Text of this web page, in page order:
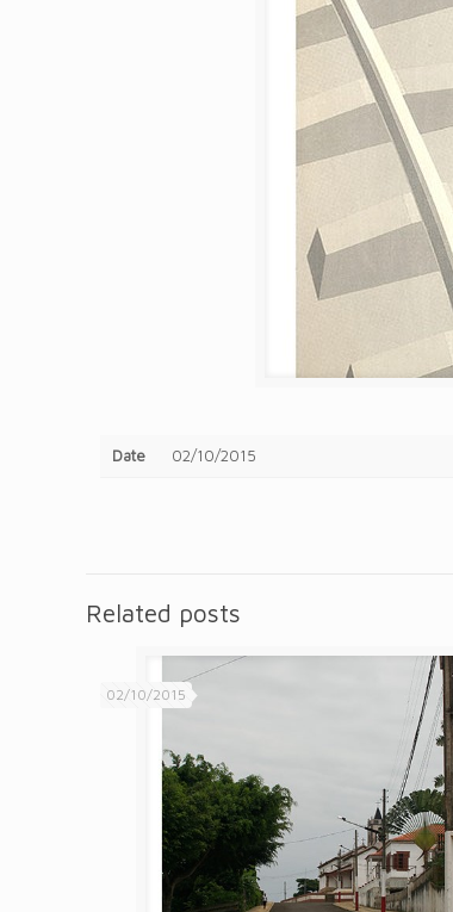
Date 02/10/2015
Related posts
02/10/2015